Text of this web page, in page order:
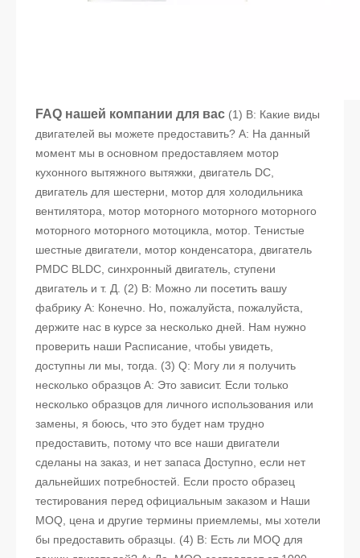
FAQ нашей компании для вас (1) В: Какие виды
двигателей вы можете предоставить? A: На данный
момент мы в основном предоставляем мотор
кухонного вытяжного вытяжки, двигатель DC,
двигатель для шестерни, мотор для холодильника
вентилятора, мотор моторного моторного моторного
моторного моторного мотоцикла, мотор. Тенистые
шестные двигатели, мотор конденсатора, двигатель
PMDC BLDC, синхронный двигатель, ступени
двигатель и т. Д. (2) В: Можно ли посетить вашу
фабрику A: Конечно. Но, пожалуйста, пожалуйста,
держите нас в курсе за несколько дней. Нам нужно
проверить наши Расписание, чтобы увидеть,
доступны ли мы, тогда. (3) Q: Могу ли я получить
несколько образцов A: Это зависит. Если только
несколько образцов для личного использования или
замены, я боюсь, что это будет нам трудно
предоставить, потому что все наши двигатели
сделаны на заказ, и нет запаса Доступно, если нет
дальнейших потребностей. Если просто образец
тестирования перед официальным заказом и Наши
MOQ, цена и другие термины приемлемы, мы хотели
бы предоставить образцы. (4) В: Есть ли MOQ для